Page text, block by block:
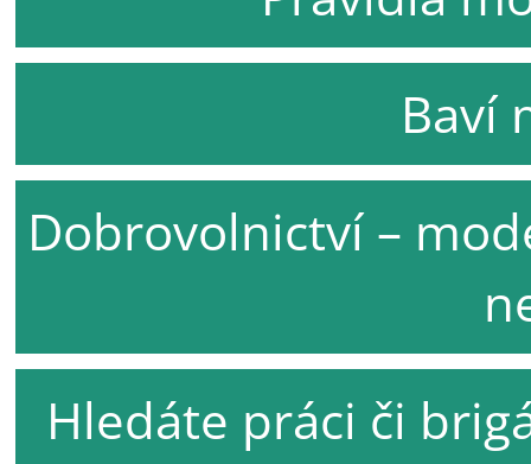
Baví
Dobrovolnictví –
Hledáte práci či